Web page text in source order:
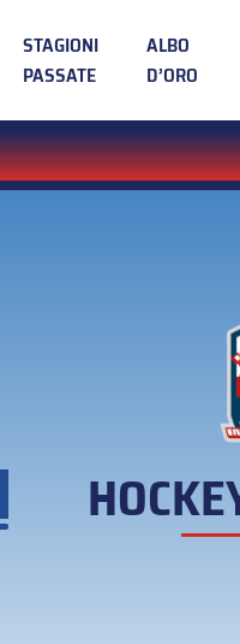
STAGIONI
PASSATE
ALBO
D’ORO